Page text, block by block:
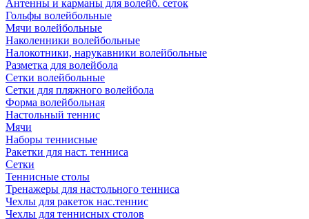
Антенны и карманы для волейб. сеток
Гольфы волейбольные
Мячи волейбольные
Наколенники волейбольные
Налокотники, нарукавники волейбольные
Разметка для волейбола
Сетки волейбольные
Сетки для пляжного волейбола
Форма волейбольная
Настольный теннис
Мячи
Наборы теннисные
Ракетки для наст. тенниса
Сетки
Теннисные столы
Тренажеры для настольного тенниса
Чехлы для ракеток нас.теннис
Чехлы для теннисных столов